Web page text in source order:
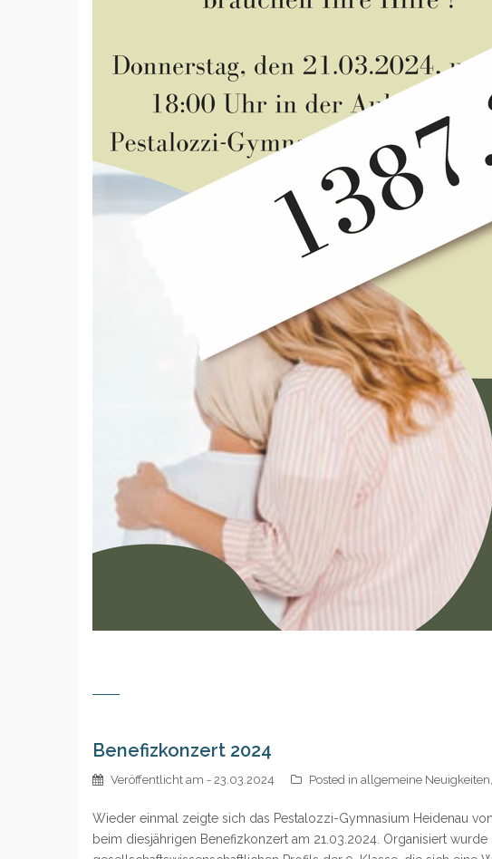
Benefizkonzert 2024
Veröffentlicht am - 23.03.2024 Posted in allgemeine Neuigkeiten,
Wieder einmal zeigte sich das Pestalozzi-Gymnasium Heidenau
beim diesjährigen Benefizkonzert am 21.03.2024. Organisiert